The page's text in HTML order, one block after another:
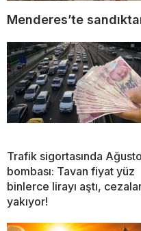
Menderes’te
Trafik sigortasında
bombası: Tavan fiyat yüz
binlerce lirayı aştı,
yakıyor!